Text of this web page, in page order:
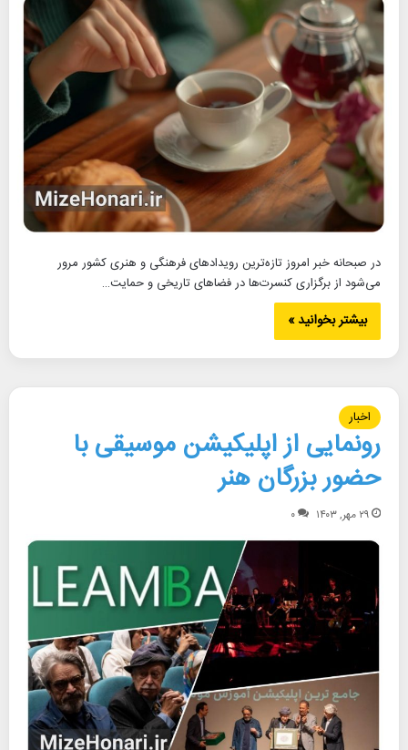
در صبحانه خبر امروز تازه‌ترین رویدادهای فرهنگی و هنری کشور مرور
می‌شود از برگزاری کنسرت‌ها در فضاهای تاریخی و حمایت…
بیشتر بخوانید »
اخبار
رونمایی از اپلیکیشن موسیقی با
حضور بزرگان هنر
۲۹ مهر, ۱۴۰۳ ۰